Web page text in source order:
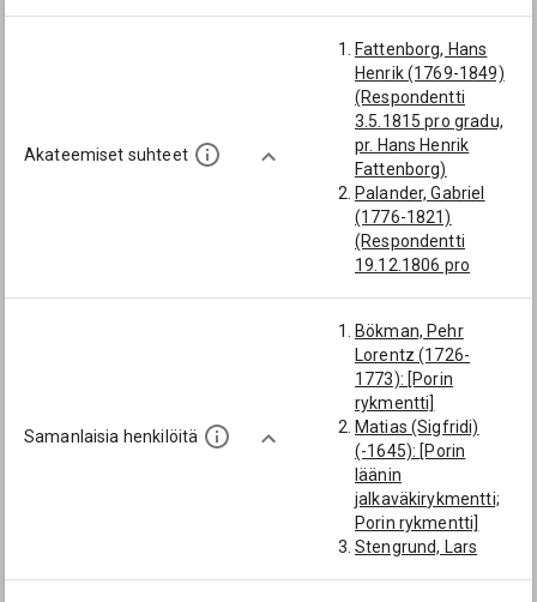
Akateemiset suhteet
Fattenborg, Hans
Henrik (1769-1849)
(Respondentti
3.5.1815 pro gradu,
pr. Hans Henrik
Fattenborg)
Palander, Gabriel
(1776-1821)
(Respondentti
19.12.1806 pro
Törngren, Johan
Agapetus (1772-
1859)
(Respondentti
22.10.1817 pro
doctoratu, pr. Johan
Agapetus Törngren)
Samanlaisia henkilöitä
Bökman, Pehr
Lorentz (1726-
1773): [Porin
rykmentti]
Matias (Sigfridi)
(-1645): [Porin
läänin
jalkaväkirykmentti;
Porin rykmentti]
Stengrund, Lars